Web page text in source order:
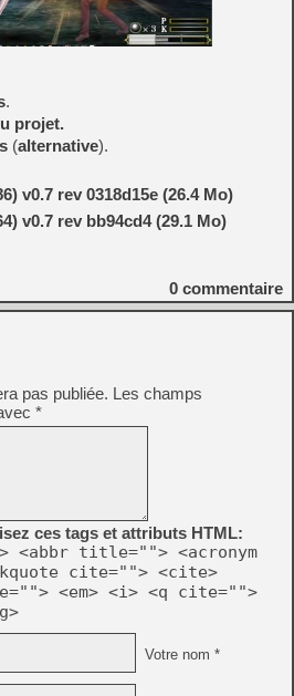
.
projet.
(alternative).
v0.7 rev 0318d15e (26.4 Mo)
v0.7 rev bb94cd4 (29.1 Mo)
0 commentaire
pas publiée. Les champs
*
ces tags et attributs HTML:
title=""> <acronym
cite=""> <cite>
<em> <i> <q cite="">
Votre nom *